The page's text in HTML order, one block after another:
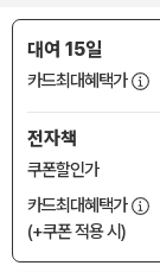
대여 15일
카드최대혜택가
전자책
쿠폰할인가
카드최대혜택가
(+쿠폰 적용 시)